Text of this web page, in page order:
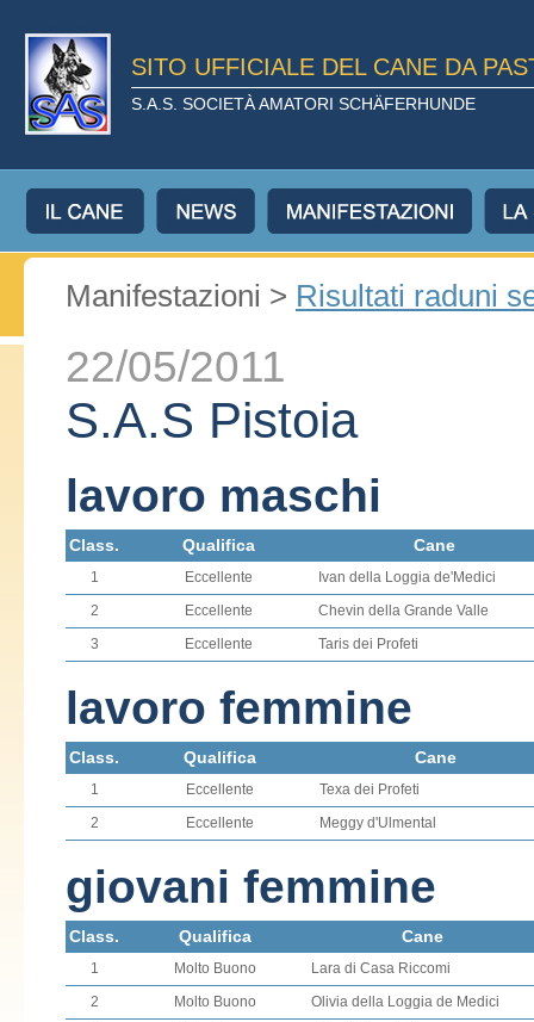
SITO UFFICIALE DEL CANE DA
S.A.S. SOCIETÀ AMATORI SCHÄFERHUNDE
Manifestazioni > Risultati raduni
22/05/2011
S.A.S Pistoia
lavoro maschi
Class. Qualifica Cane
1 Eccellente
Ivan della Loggia de'Medici
2
Eccellente
Chevin della Grande Valle
3
Eccellente Taris dei Profeti
lavoro femmine
Class. Qualifica Cane
1 Eccellente
Texa dei Profeti
2
Eccellente Meggy d'Ulmental
giovani femmine
Class. Qualifica Cane
1 Molto Buono
Lara di Casa Riccomi
2
Molto Buono
Olivia della Loggia de Medici